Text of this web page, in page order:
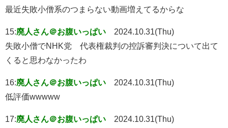
最近失敗小僧系のつまらない動画増えてるからな
15:廃人さん＠お腹いっぱい
2024.10.31(Thu)
失敗小僧でNHK党 代表権裁判の控訴審判決について出て
くると思わなかったわ
16:廃人さん＠お腹いっぱい
2024.10.31(Thu)
低評価wwwww
17:廃人さん＠お腹いっぱい
2024.10.31(Thu)